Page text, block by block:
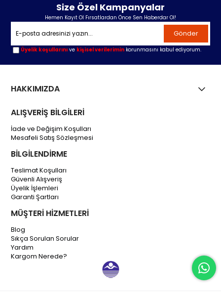
Size Özel Kampanyalar
Hemen Kayıt Ol Fırsatlardan Önce Sen Haberdar Ol!
Gönder
Üyelik koşullarını ve kişisel verilerimin korunmasını kabul ediyorum.
HAKKIMIZDA
ALIŞVERİŞ BİLGİLERİ
İade ve Değişim Koşulları
Mesafeli Satış Sözleşmesi
BİLGİLENDİRME
Teslimat Koşulları
Güvenli Alışveriş
Üyelik İşlemleri
Garanti Şartları
MÜŞTERİ HİZMETLERİ
Blog
Sıkça Sorulan Sorular
Yardım
Kargom Nerede?